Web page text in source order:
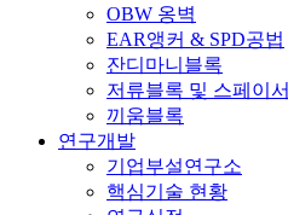
OBW 옹벽
EAR앵커 & SPD공법
잔디마니블록
저류블록 및 스페이서
끼움블록
연구개발
기업부설연구소
핵심기술 현황